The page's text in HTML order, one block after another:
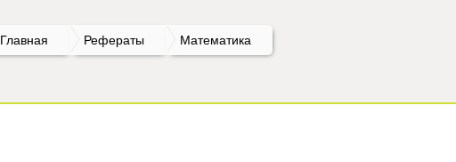
Главная Рефераты Математика